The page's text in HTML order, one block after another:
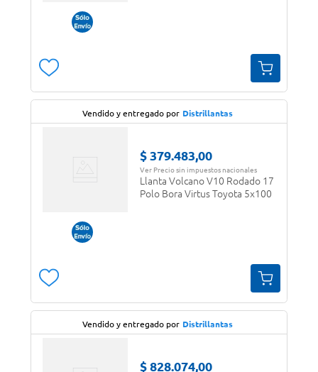
Vendido y entregado por Distrillantas
$ 379.483,00
Ver Precio sin impuestos nacionales
Llanta Volcano V10 Rodado 17
Polo Bora Virtus Toyota 5x100
Vendido y entregado por Distrillantas
$ 828.074,00